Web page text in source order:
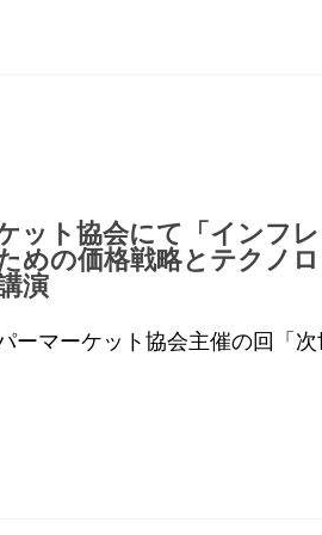
ット協会にて「インフレ
めの価格戦略とテクノロ
演
ーマーケット協会主催の回「次